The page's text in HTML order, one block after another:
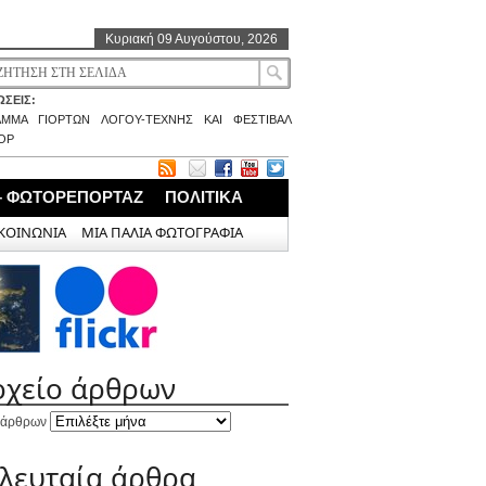
Κυριακή 09 Αυγούστου, 2026
ΓΙΟΡΤΩΝ ΛΟΓΟΥ-ΤΕΧΝΗΣ ΚΑΙ ΦΕΣΤΙΒΑΛ
ΦΩΤΟΡΕΠΟΡΤΑΖ ΠΟΛΙΤΙΚΑ
ΜΙΑ ΠΑΛΙΑ ΦΩΤΟΓΡΑΦΙΑ
άρθρων
άρθρων
άρθρα